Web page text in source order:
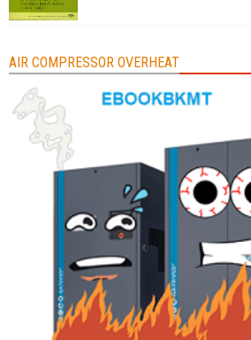
AIR COMPRESSOR OVERHEAT